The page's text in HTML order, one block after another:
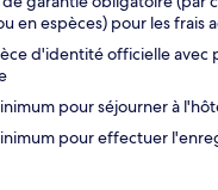
en espèces) pour les frais
d'identité officielle avec
pour séjourner à
pour effectuer